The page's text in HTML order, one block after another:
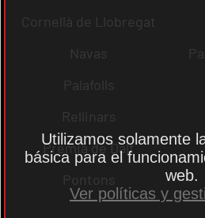
Cornellà de Llobregat
Navas
Palafolls
Rellinars
Premià de Dalt
Pontons
Utilizamos solamente
básica para el
web.
Ver políticas y